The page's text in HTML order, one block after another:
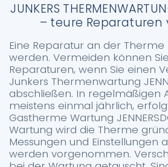
JUNKERS
– teure Reparaturen
Eine Reparatur an der
werden. Vermeiden können
Reparaturen, wenn Sie einen
Junkers Thermenwartung
abschließen. In regelmäßigen
meistens einmal jährlich,
Gastherme Wartung
Wartung wird die Therme
Messungen und Einstellungen
werden vorgenommen.